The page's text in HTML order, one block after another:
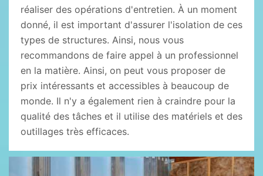
réaliser des opérations d'entretien. À un moment
donné, il est important d'assurer l'isolation de ces
types de structures. Ainsi, nous vous
recommandons de faire appel à un professionnel
en la matière. Ainsi, on peut vous proposer de
prix intéressants et accessibles à beaucoup de
monde. Il n'y a également rien à craindre pour la
qualité des tâches et il utilise des matériels et des
outillages très efficaces.